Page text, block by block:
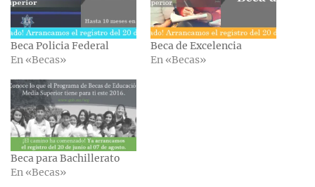
Beca Policia Federal
En «Becas»
Beca de Excelencia
En «Becas»
Beca para Bachillerato
En «Becas»